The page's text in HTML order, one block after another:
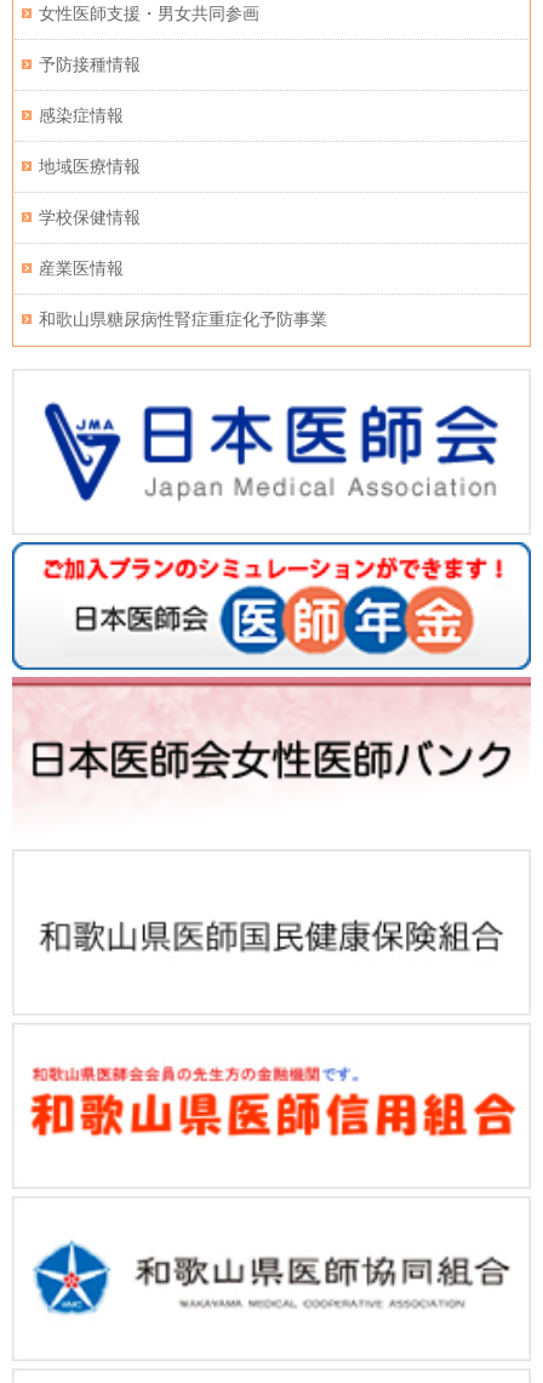
女性医師支援・男女共同参画
予防接種情報
感染症情報
地域医療情報
学校保健情報
産業医情報
和歌山県糖尿病性腎症重症化予防事業